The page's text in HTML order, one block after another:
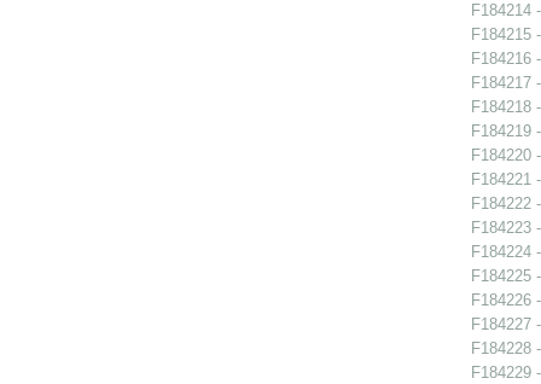
F184214
F184215
F184216
F184217
F184218
F184219
F184220
F184221
F184222
F184223
F184224
F184225
F184226
F184227
F184228
F184229